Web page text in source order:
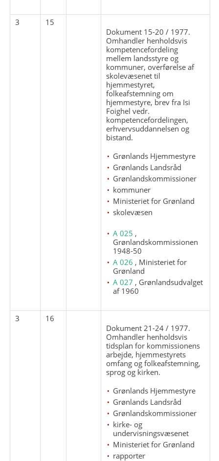
3
15
Dokument 15-20 / 1977.
Omhandler henholdsvis
kompetencefordeling
mellem landsstyre og
kommuner, overførelse af
skolevæsenet til
hjemmestyret,
folkeafstemning om
hjemmestyre, brev fra Isi
Foighel vedr.
kompetencefordelingen,
erhvervsuddannelsen og
bistand.
Grønlands Hjemmestyre
Grønlands Landsråd
Grønlandskommissioner
kommuner
Ministeriet for Grønland
skolevæsen
A 025 ,
Grønlandskommissionen
1948-50
A 026 , Ministeriet for
Grønland
A 027 , Grønlandsudvalget
af 1960
3
16
Dokument 21-24 / 1977.
Omhandler henholdsvis
tidsplan for kommissionens
arbejde, hjemmestyrets
omfang og folkeafstemning,
sprog og kirken.
Grønlands Hjemmestyre
Grønlands Landsråd
Grønlandskommissioner
kirke- og
undervisningsvæsenet
Ministeriet for Grønland
rapporter